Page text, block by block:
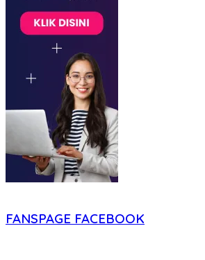
FANSPAGE FACEBOOK